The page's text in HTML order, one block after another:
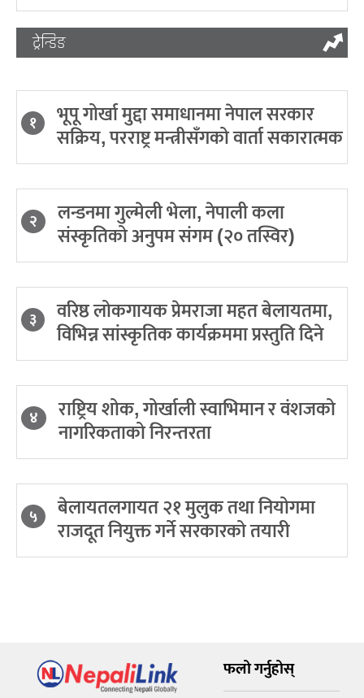
ट्रेन्डिङ
१ भूपू गोर्खा मुद्दा समाधानमा नेपाल सरकार
सक्रिय, परराष्ट्र मन्त्रीसँगको वार्ता सकारात्मक
२ लन्डनमा गुल्मेली भेला, नेपाली कला
संस्कृतिको अनुपम संगम (२० तस्विर)
३ वरिष्ठ लोकगायक प्रेमराजा महत बेलायतमा,
विभिन्न सांस्कृतिक कार्यक्रममा प्रस्तुति दिने
४ राष्ट्रिय शोक, गोर्खाली स्वाभिमान र वंशजको
नागरिकताको निरन्तरता
५ बेलायतलगायत २१ मुलुक तथा नियोगमा
राजदूत नियुक्त गर्ने सरकारको तयारी
फलो गर्नुहोस्